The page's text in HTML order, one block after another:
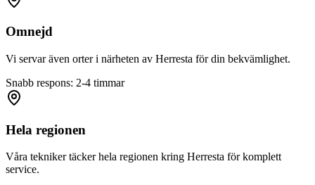
Omnejd
Vi servar även orter i närheten av Herresta för din bekvämlighet.
Snabb respons: 2-4 timmar
Hela regionen
Våra tekniker täcker hela regionen kring Herresta för komplett
service.